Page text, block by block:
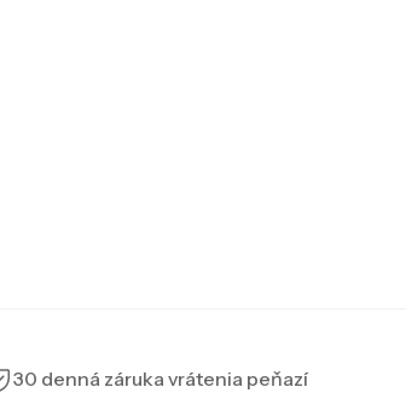
30 denná záruka vrátenia peňazí